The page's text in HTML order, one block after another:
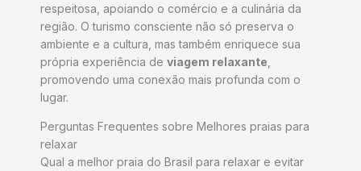
respeitosa, apoiando o comércio e a culinária da
região. O turismo consciente não só preserva o
ambiente e a cultura, mas também enriquece sua
própria experiência de viagem relaxante
promovendo uma conexão mais profunda com o
lugar.
Perguntas Frequentes sobre Melhores praias para
relaxar
Qual a melhor praia do Brasil para relaxar e evitar